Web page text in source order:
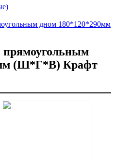
дном 180*120*290мм
(Ш*Г*В) Крафт